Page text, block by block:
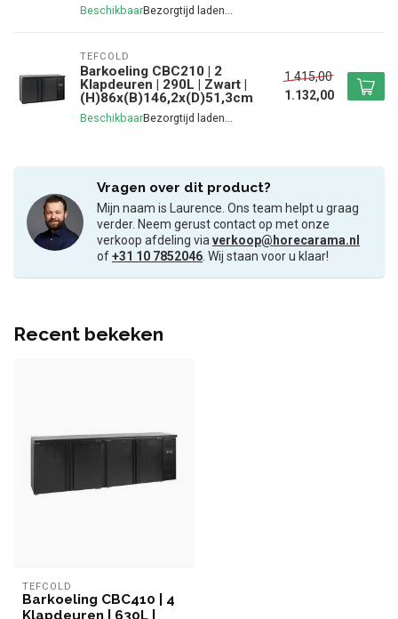
Beschikbaar
TEFCOLD
Barkoeling CBC210 | 2
Klapdeuren | 290L | Zwart |
(H)86x(B)146,2x(D)51,3cm
Beschikbaar
1.415,00
1.132,00
Vragen over dit product?
Mijn naam is Laurence. Ons team helpt u graag
verder. Neem gerust contact op met onze
verkoop afdeling viaverkoop@horecarama.nl
of+31 10 7852046. Wij staan voor u klaar!
Recent bekeken
TEFCOLD
Barkoeling CBC410 | 4
Klapdeuren | 630L |